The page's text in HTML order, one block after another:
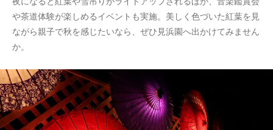
や茶道体験が楽しめるイベントも実施。美しく色づいた紅葉を見
ながら親子で秋を感じたいなら、ぜひ見浜園へ出かけてみません
か。